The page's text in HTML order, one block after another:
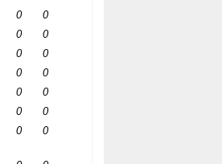
0
0
0
0
0
0
0
0
0
0
0
0
0 0